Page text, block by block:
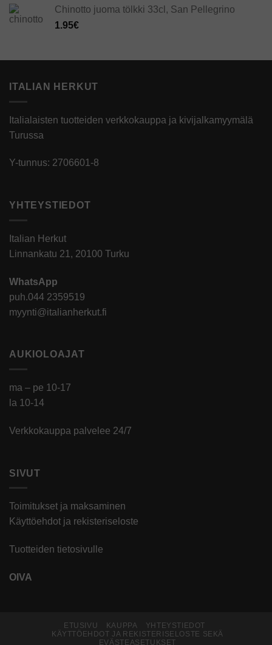
Chinotto juoma tölkki 33cl, San Pellegrino
1.95€
ITALIAN HERKUT
Italialaisten tuotteiden verkkokauppa ja kivijalkamyymälä
Turussa
Y-tunnus: 2706601-8
YHTEYSTIEDOT
Italian Herkut
Linnankatu 21, 20100 Turku
WhatsApp
puh.044 2359519
myynti@italianherkut.fi
AUKIOLOAJAT
ma – pe 10-17
la 10-14
Verkkokauppa palvelee 24/7
SIVUT
Toimitukset ja maksaminen
Käyttöehdot ja rekisteriseloste
Tuotteiden tietosivulle
OIVA
ETUSIVU KAUPPA
YHTEYSTIEDOT
KÄYTTÖEHDOT JA REKISTERISELOSTE SEKÄ
EVÄSTEASETUKSET